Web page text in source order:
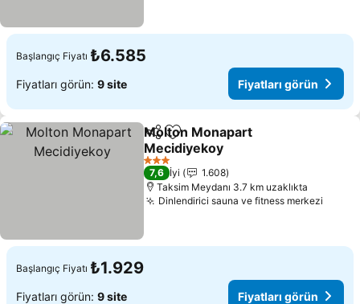
Başlangıç Fiyatı ₺6.585
Fiyatları görün: 9 site Fiyatları görün
PaylaşFavorilerime ekle
Molton Monapart
Mecidiyekoy
Fiyatları görün
3 Yıldız
7,6 İyi
1.608
Taksim Meydanı 3.7 km uzaklıkta
Dinlendirici sauna ve fitness merkezi
Başlangıç Fiyatı ₺1.929
Fiyatları görün: 9 site Fiyatları görün